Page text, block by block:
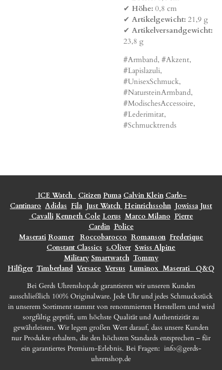
✔ Höhe: 0,8 cm
✔ Artikelgewicht: 21,9 g
✔ Artikelversandgewicht:
23,8 g
#Armband, #Akzent,
#Lapislazuli,
#UnisexSchmuck,
#NatursteinArmband,
#ModischesAccessoire,
#Lederimitat,
#Schmucktrends
ICE Watch Citizen Puma Calvin Klein Carlo-
Cantinaro Adidas Fila Just Watch Heinrichssohn Jowissa Just
Cavalli Kenneth Cole Lorus Marco Milano Pierre
Cardin Police
Maserati Roamer Roccobarocco Romanson Frederique
Constant Classics s.Oliver Swiss Alpine
Military Smartwatch Tommy
Hilfiger Timberland Versace Versus Luminox Maserati
Q&Q
Bei Gerds Uhrenshop.de garantieren wir unseren Kunden
ausschließlich 100% Originalware. Jede Uhr und jedes Schmuckstück
in unserem Sortiment stammt von renommierten Herstellern und wird
sorgfältig geprüft, um höchste Qualität und Authentizität zu
gewährleisten. Wir legen großen Wert darauf, dass unsere Kunden
nur Produkte erhalten, die den höchsten Standards entsprechen – für
ein garantiertes Premium-Erlebnis. Bei Fragen: info@gerds-
uhrenshop.de